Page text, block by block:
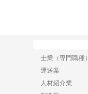
士業（専門職種）
運送業
人材紹介業